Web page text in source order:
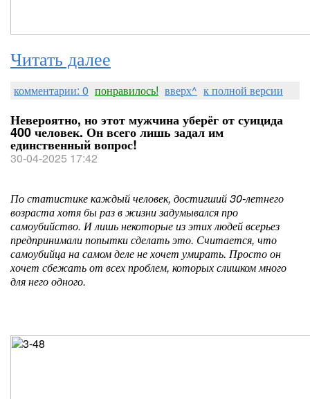
Читать далее
комментарии: 0 понравилось! вверх^ к полной версии
Невероятно, но этот мужчина уберёг от суицида
400 человек. Он всего лишь задал им
единственный вопрос!
30-04-2025 17:42
По статистике каждый человек, достигший 30-летнего
возраста хотя бы раз в жизни задумывался про
самоубийство. И лишь некоторые из этих людей всерьез
предпринимали попытки сделать это. Считается, что
самоубийца на самом деле не хочет умирать. Просто он
хочет сбежать от всех проблем, которых слишком много
для него одного.